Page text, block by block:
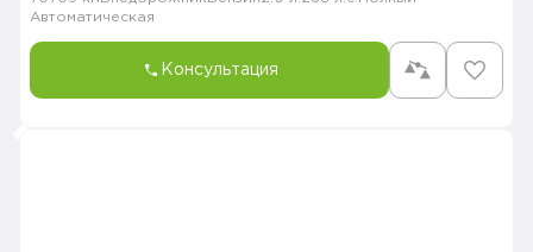
Автоматическая
Консультация